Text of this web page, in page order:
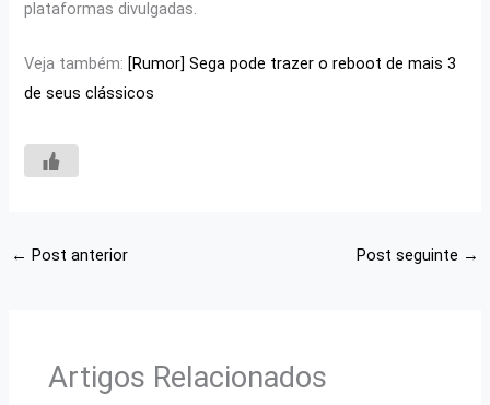
plataformas divulgadas.
Veja também: [Rumor] Sega pode trazer o reboot de mais 3
de seus clássicos
← Post anterior Post seguinte →
Artigos Relacionados